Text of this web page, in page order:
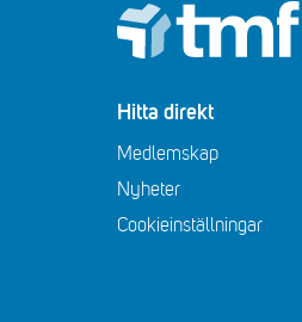
Hitta direkt
Medlemskap
Nyheter
Cookieinställningar